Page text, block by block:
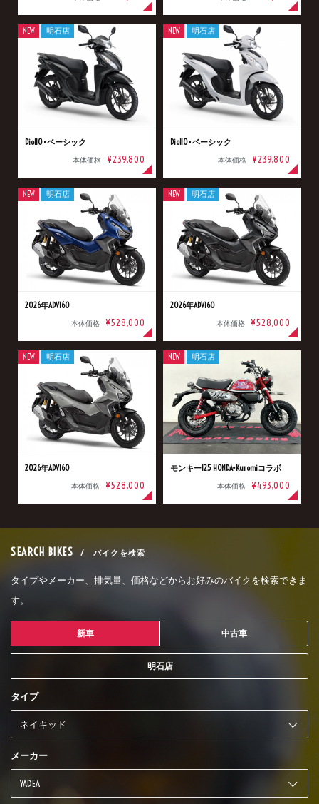
Dio110･ベーシック
本体価格 ¥239,800
NEW 明石店
Dio110･ベーシック
本体価格 ¥239,800
NEW 明石店
2026年ADV160
本体価格 ¥528,000
NEW 明石店
2026年ADV160
本体価格 ¥528,000
NEW 明石店
2026年ADV160
本体価格 ¥528,000
NEW 明石店
モンキー125 HONDA×Kuromiコラボ
本体価格 ¥493,000
NEW 明石店
SEARCH BIKES / バイクを検索
タイプやメーカー、排気量、価格などからお好みのバイクを検索できま
す。
新車 中古車
明石店
タイプ
メーカー